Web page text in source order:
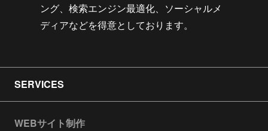
ング、検索エンジン最適化、ソーシャルメ
ディアなどを得意としております。
SERVICES
WEBサイト制作